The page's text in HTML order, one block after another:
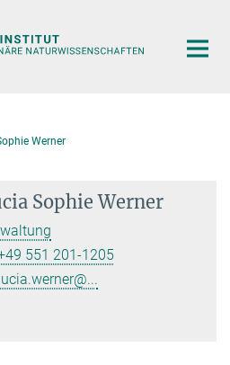
Werner
Sophie Werner
551 201-1205